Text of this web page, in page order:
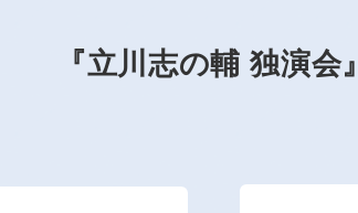
『立川志の輔 独演会』